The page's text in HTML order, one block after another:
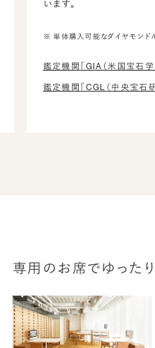
います。
※ 単体購入可能なダイヤモンド
鑑定機関「GIA（米国宝石学
鑑定機関「CGL（中央宝石研
専用のお席でゆった